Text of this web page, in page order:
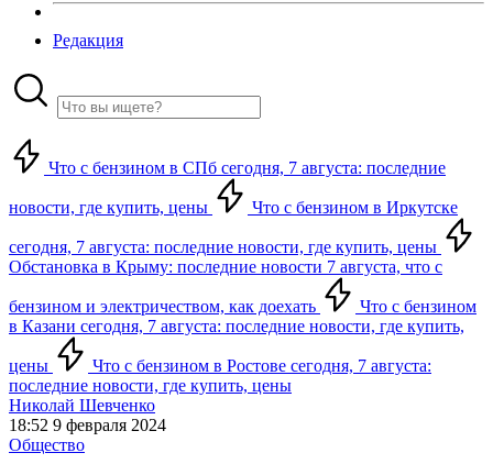
Редакция
Что с бензином в СПб сегодня, 7 августа: последние
новости, где купить, цены Что с бензином в Иркутске
сегодня, 7 августа: последние новости, где купить, цены
Обстановка в Крыму: последние новости 7 августа, что с
бензином и электричеством, как доехать
Что с бензином
в Казани сегодня, 7 августа: последние новости, где купить,
цены
Что с бензином в Ростове сегодня, 7 августа:
последние новости, где купить, цены
Николай Шевченко
18:52 9 февраля 2024
Общество